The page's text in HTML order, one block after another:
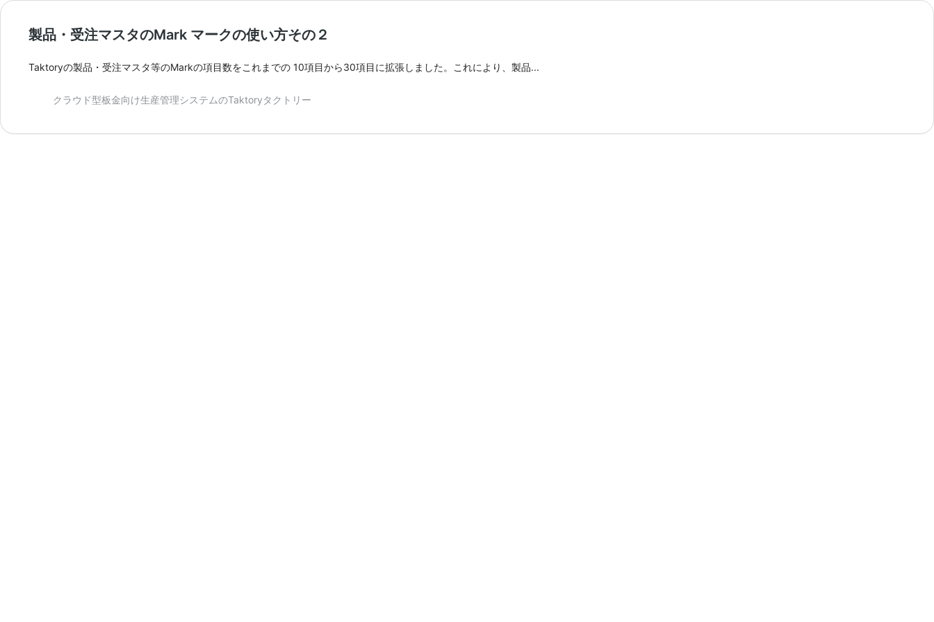
製品・受注マスタのMark マークの使い方その２
Taktoryの製品・受注マスタ等のMarkの項目数をこれまでの 10項目から30項目に拡張しました。これにより、製品...
クラウド型板金向け生産管理システムのTaktoryタクトリー